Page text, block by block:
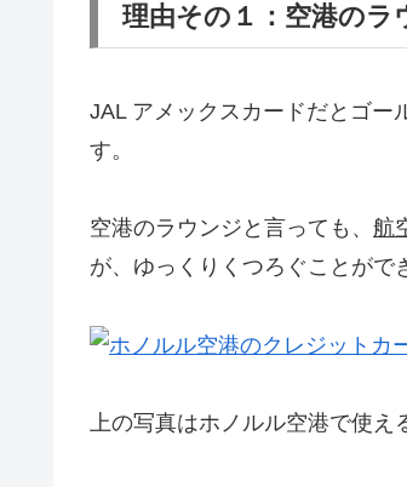
理由その１：空港のラ
JAL アメックスカードだとゴー
す。
空港のラウンジと言っても、 航
が、ゆっくりくつろぐことがで
上の写真はホノルル空港で使え